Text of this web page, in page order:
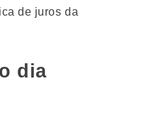
de juros da
dia